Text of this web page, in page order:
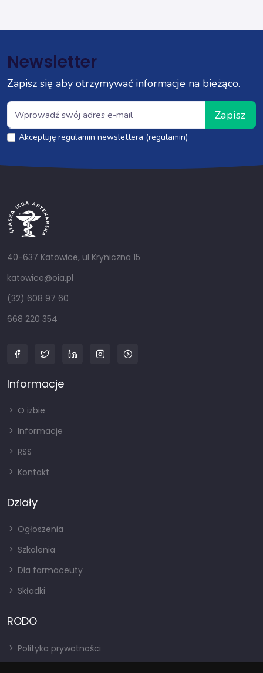
Newsletter
Zapisz się aby otrzymywać informacje na bieżąco.
Zapisz
Akceptuję regulamin newslettera (regulamin)
40-637 Katowice, ul Kryniczna 15
katowice@oia.pl
(32) 608 97 60
668 220 354
Informacje
O izbie
Informacje
RSS
Kontakt
Działy
Ogłoszenia
Szkolenia
Dla farmaceuty
Składki
RODO
Polityka prywatności